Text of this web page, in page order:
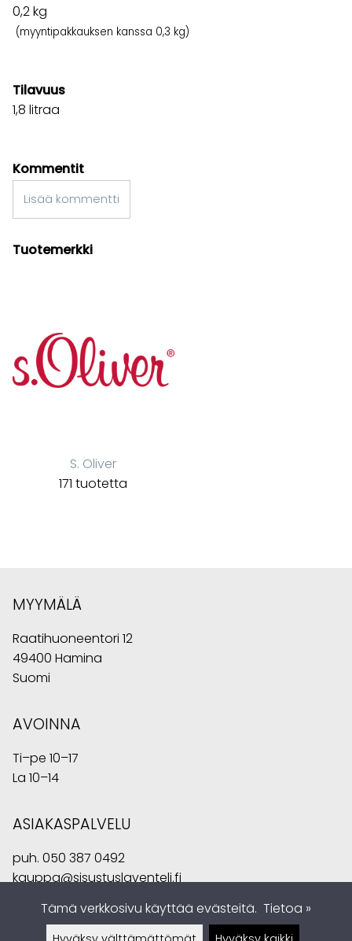
0,2kg
(myyntipakkauksen kanssa 0,3 kg)
Tilavuus
1,8 litraa
Kommentit
Lisää kommentti
Tuotemerkki
S. Oliver
171 tuotetta
MYYMÄLÄ
Raatihuoneentori 12
49400 Hamina
Suomi
AVOINNA
Ti–pe 10–17
La 10–14
ASIAKASPALVELU
puh. 050 387 0492
kauppa@sisustuslaventeli.fi
Tämä verkkosivu käyttää evästeitä. Tietoa »